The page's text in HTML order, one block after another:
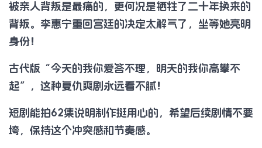
被亲人背叛是最痛的，更何况是牺牲了二十年换来的
背叛。李惠宁重回宫廷的决定太解气了，坐等她亮明
身份！
古代版“今天的我你爱答不理，明天的我你高攀不
起”，这种复仇爽剧永远看不腻！
短剧能拍62集说明制作挺用心的，希望后续剧情不要
垮，保持这个冲突感和节奏感。